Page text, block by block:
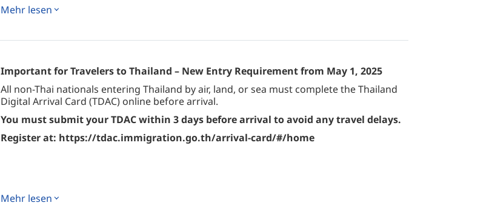
große Sonnenterrasse bis in den Hängematten zum entspannen, mit einem 360 - Grad
Mehr lesen
Important for Travelers to Thailand – New Entry Requirement from May 1, 2025
All non-Thai nationals entering Thailand by air, land, or sea must complete the Thailand
Digital Arrival Card (TDAC) online before arrival.
You must submit your TDAC within 3 days before arrival to avoid any travel delays.
Register at: https://tdac.immigration.go.th/arrival-card/#/home
Mehr lesen